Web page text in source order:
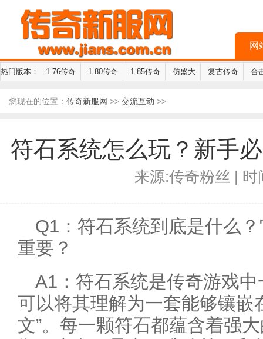
网
热门版本： 1.76传奇 1.80传奇 1.85传奇 仿盛大 复古传奇 合
您现在的位置： 传奇新服网 >> 交流互动 >>
符石系统怎么玩？新手
来源:传奇粉丝 | 时
Q1：符石系统到底是什么
重要？
A1：符石系统是传奇游戏
可以将其理解为一套能够镶嵌
文”。每一颗符石都蕴含着强